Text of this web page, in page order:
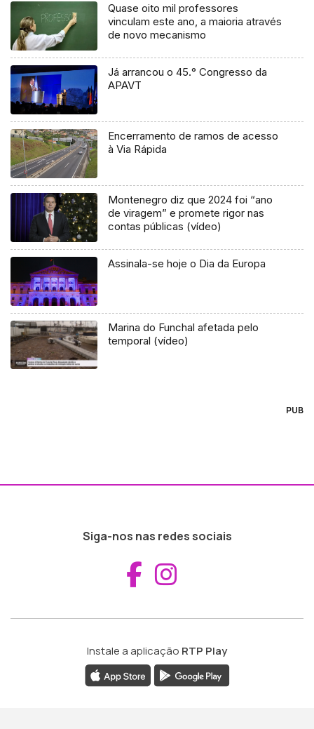
Quase oito mil professores
vinculam este ano, a maioria através
de novo mecanismo
Já arrancou o 45.° Congresso da
APAVT
Encerramento de ramos de acesso
à Via Rápida
Montenegro diz que 2024 foi “ano
de viragem” e promete rigor nas
contas públicas (vídeo)
Assinala-se hoje o Dia da Europa
Marina do Funchal afetada pelo
temporal (vídeo)
PUB
Siga-nos nas redes sociais
Aceder ao
Instale a aplicação RTP Play